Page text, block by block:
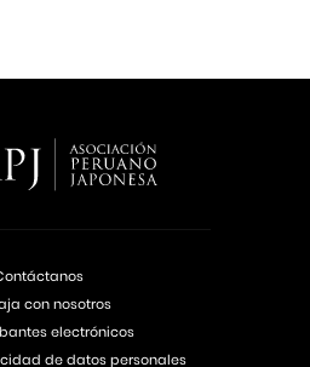
con nosotros
electrónicos
de datos personales